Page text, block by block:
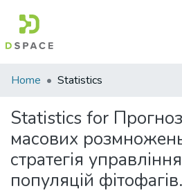
Communities
Collections
All of DSpace
Home Statistics
Statistics for
масових
стратегія
популяцій фітофагів.